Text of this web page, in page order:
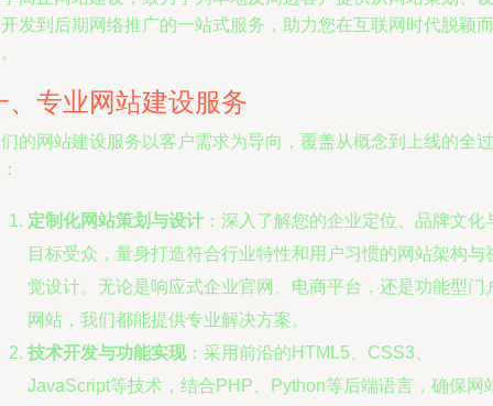
发到后期网络推广的一站式服务，助力您在互联网时代脱颖而
、专业网站建设服务
的网站建设服务以客户需求为导向，覆盖从概念到上线的全过
定制化网站策划与设计 ：深入了解您的企业定位、品牌文化
目标受众，量身打造符合行业特性和用户习惯的网站架构与
觉设计。无论是响应式企业官网、电商平台，还是功能型门
网站，我们都能提供专业解决方案。
技术开发与功能实现：采用前沿的HTML5、CSS3、
JavaScript等技术，结合PHP、Python等后端语言，确保网